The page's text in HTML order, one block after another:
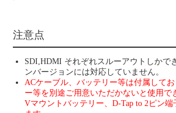
注意点
SDI,HDMI それぞれスルーアウトしかで
ンバージョンには対応していません。
ACケーブル、バッテリー等は付属して
ー等を別途ご用意いただかないと使用で
Vマウントバッテリー、D-Tap to 2ピン端